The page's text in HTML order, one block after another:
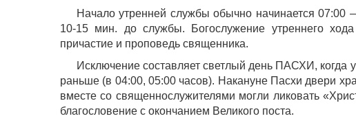
Начало утренней службы обычно начинается
10-15 мин. до службы. Богослужение утреннего
причастие и проповедь священника.
Исключение составляет светлый день ПАСХИ, когда
раньше (в 04:00, 05:00 часов). Накануне Пасхи двери
вместе со священнослужителями могли ликовать
благословение с окончанием Великого поста.